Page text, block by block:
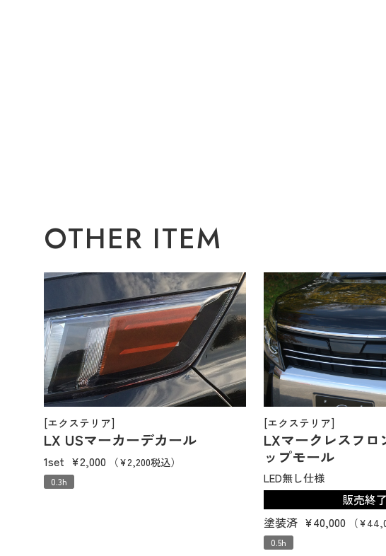
OTHER ITEM
[エクステリア]
LX USマーカーデカール
1set ¥2,000 （¥2,200税込）
0.3h
[エクステリア]
LXマークレスフロ
ップモール
LED無し仕様
販売終了
塗装済 ¥40,000 （
0.5h